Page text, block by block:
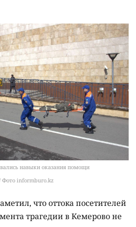
навыки оказания помощи
informburo.kz
что оттока посетителей
трагедии в Кемерово не